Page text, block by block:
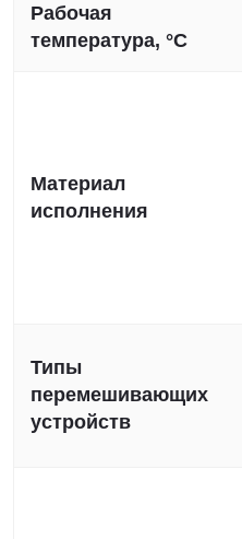
Рабочая
температура, °C
Материал
исполнения
Типы
перемешивающих
устройств